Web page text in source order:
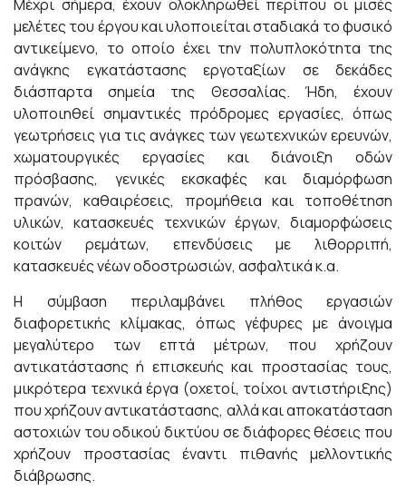
Μέχρι σήμερα, έχουν ολοκληρωθεί περίπου οι μισές
μελέτες του έργου και υλοποιείται σταδιακά το φυσικό
αντικείμενο, το οποίο έχει την πολυπλοκότητα της
ανάγκης εγκατάστασης εργοταξίων σε δεκάδες
διάσπαρτα σημεία της Θεσσαλίας. Ήδη, έχουν
υλοποιηθεί σημαντικές πρόδρομες εργασίες, όπως
γεωτρήσεις για τις ανάγκες των γεωτεχνικών ερευνών,
χωματουργικές εργασίες και διάνοιξη οδών
πρόσβασης, γενικές εκσκαφές και διαμόρφωση
πρανών, καθαιρέσεις, προμήθεια και τοποθέτηση
υλικών, κατασκευές τεχνικών έργων, διαμορφώσεις
κοιτών ρεμάτων, επενδύσεις με λιθορριπή,
κατασκευές νέων οδοστρωσιών, ασφαλτικά κ.α.
Η σύμβαση περιλαμβάνει πλήθος εργασιών
διαφορετικής κλίμακας, όπως γέφυρες με άνοιγμα
μεγαλύτερο των επτά μέτρων, που χρήζουν
αντικατάστασης ή επισκευής και προστασίας τους,
μικρότερα τεχνικά έργα (οχετοί, τοίχοι αντιστήριξης)
που χρήζουν αντικατάστασης, αλλά και αποκατάσταση
αστοχιών του οδικού δικτύου σε διάφορες θέσεις που
χρήζουν προστασίας έναντι πιθανής μελλοντικής
διάβρωσης.